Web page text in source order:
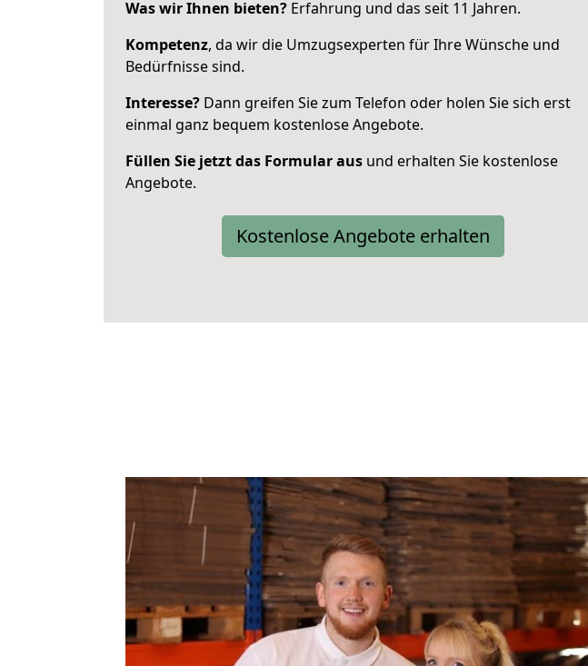
Was wir Ihnen bieten? Erfahrung und das seit 11 Jahren.
Kompetenz, da wir die Umzugsexperten für Ihre Wünsche und
Bedürfnisse sind.
Interesse? Dann greifen Sie zum Telefon oder holen Sie sich erst
einmal ganz bequem kostenlose Angebote.
Füllen Sie jetzt das Formular aus und erhalten Sie kostenlose
Angebote.
Kostenlose Angebote erhalten